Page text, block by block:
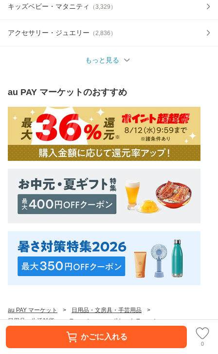
かごに入れる
0
キッズベビー・マタニティ （3,329 ）
アクセサリー・ジュエリー （2,836 ）
もっと見る
au PAY マーケットのおすすめ
au PAY マーケット > 日用品・文房具・手芸用品
>
日用品・生活雑貨
> ティッシュ > ポケットティッシュ
>
ティッシュ ケース 通販 カバー ボックスティッシュケース ボックスティッシ
ュカバー ティッシュケース ティッシュカバー かわいい セトクラフト インテ